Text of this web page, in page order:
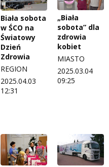
Biała sobota
w ŚCO na
Światowy
Dzień
Zdrowia
REGION
2025.04.03
12:31
„Biała
sobota” dla
zdrowia
kobiet
MIASTO
2025.03.04
09:25